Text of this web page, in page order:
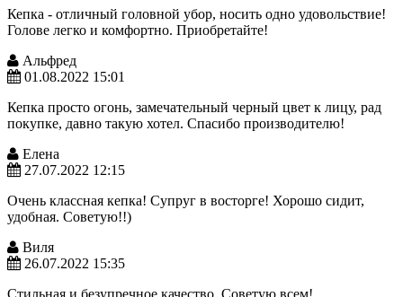
Кепка - отличный головной убор, носить одно удовольствие!
Голове легко и комфортно. Приобретайте!
Альфред
01.08.2022 15:01
Кепка просто огонь, замечательный черный цвет к лицу, рад
покупке, давно такую хотел. Спасибо производителю!
Елена
27.07.2022 12:15
Очень классная кепка! Супруг в восторге! Хорошо сидит,
удобная. Советую!!)
Виля
26.07.2022 15:35
Стильная и безупречное качество. Советую всем!